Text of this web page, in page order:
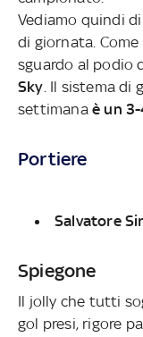
Vediamo quindi
di giornata.
sguardo al podio
Sky . Il sistema di
settimana è un
Portiere
Salvatore
Spiegone
Il jolly che tutti
gol presi, rigore